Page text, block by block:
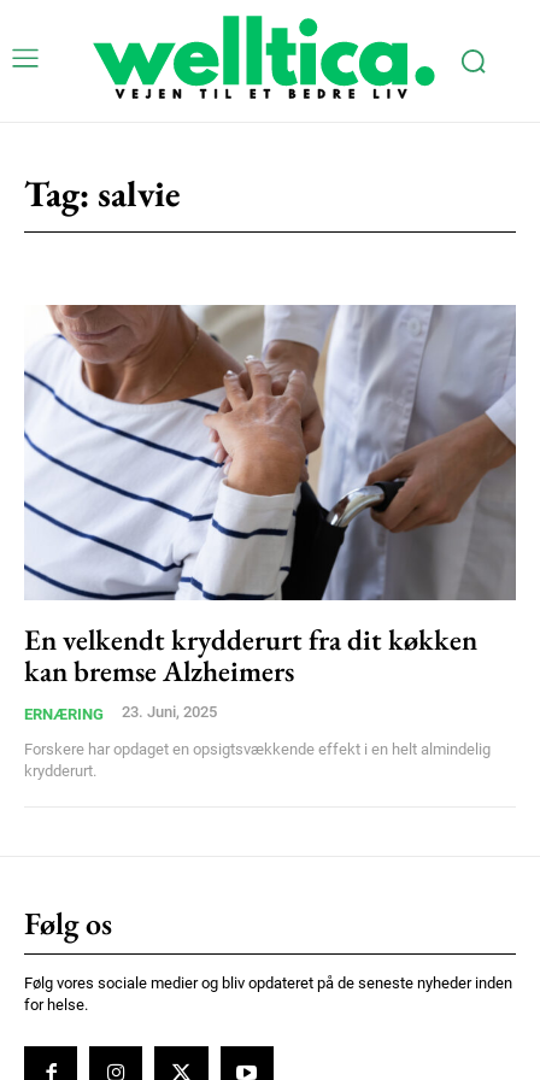
Subscription Plans
Free limited access
Gratis / forever
Etiam est nibh, lobortis sit
Praesent euismod ac
Ut mollis pellentesque tortor
Nullam eu erat condimentum
Donec quis est ac felis
Orci varius natoque dolor
100DKK
Etiam est nibh, lobortis sit
Tag: salvie
En velkendt krydderurt fra dit køkken
kan bremse Alzheimers
ERNÆRING 23. Juni, 2025
Forskere har opdaget en opsigtsvækkende effekt i en helt almindelig
krydderurt.
Følg os
Følg vores sociale medier og bliv opdateret på de seneste nyheder inden
for helse.